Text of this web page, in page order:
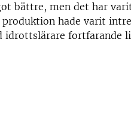
bättre, men det har
hade varit
idrottslärare fortfarande